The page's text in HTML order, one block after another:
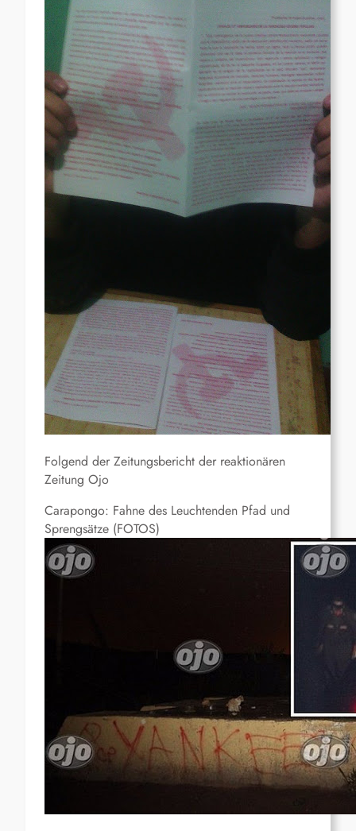
Folgend der Zeitungsbericht der reaktionären
Zeitung Ojo
Carapongo: Fahne des Leuchtenden Pfad und
Sprengsätze (FOTOS)